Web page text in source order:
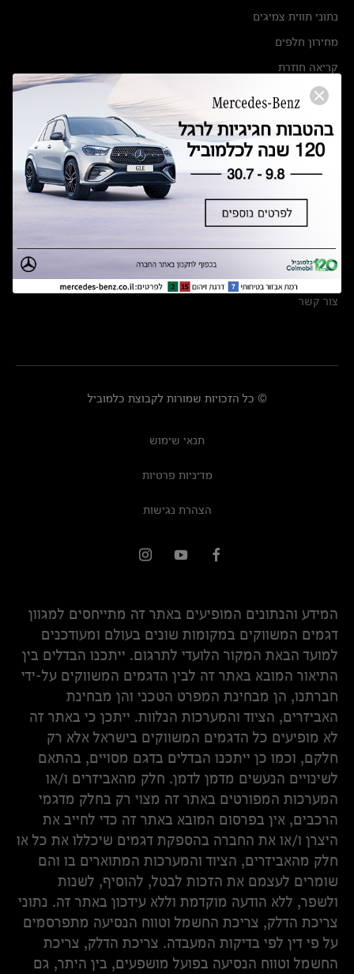
נתוני תווית צמיגים
מחירון חלפים
קריאה חוזרת
הודעה על הטבות לרכבי מרצדס בהסדר פשרה בתצ 56447-02-19
תקנון ימי מכירות 120 לכלמוביל
מצאו אותנו
אולמות תצוגה
מרכזי שירות
צור קשר
© כל הזכויות שמורות לקבוצת כלמוביל
תנאי שימוש
מדיניות פרטיות
הצהרת נגישות
המידע והנתונים המופיעים באתר זה מתייחסים למגוון
דגמים המשווקים במקומות שונים בעולם ומעודכנים
למועד הבאת המקור הלועדי לתרגום. ייתכנו הבדלים בין
התיאור המובא באתר זה לבין הדגמים המשווקים על-ידי
חברתנו, הן מבחינת המפרט הטכני והן מבחינת
האביזרים, הציוד והמערכות הנלוות. ייתכן כי באתר זה
לא מופיעים כל הדגמים המשווקים בישראל אלא רק
חלקם, וכמו כן ייתכנו הבדלים בדגם מסויים, בהתאם
לשינויים הנעשים מדמן לדמן. חלק מהאביזרים ו/או
המערכות המפורטים באתר זה מצוי רק בחלק מדגמי
הרכבים, אין בפרסום המובא באתר זה כדי לחייב את
היצרן ו/או את החברה בהספקת דגמים שיכללו את כל או
חלק מהאביזרים, הציוד והמערכות המתוארים בו והם
שומרים לעצמם את הזכות לבטל, להוסיף, לשנות
ולשפר, ללא הודעה מוקדמת וללא עידכון באתר זה. נתוני
צריכת הדלק, צריכת החשמל וטווח הנסיעה מתפרסמים
על פי דין לפי בדיקות המעבדה. צריכת הדלק, צריכת
החשמל וטווח הנסיעה בפועל מושפעים, בין היתר, גם